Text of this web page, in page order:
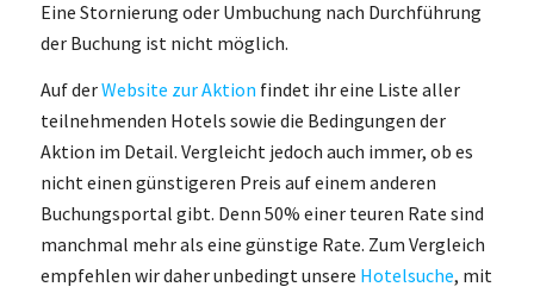
Eine Stornierung oder Umbuchung nach Durchführung
der Buchung ist nicht möglich.
Auf derWebsite zur Aktion findet ihr eine Liste aller
teilnehmenden Hotels sowie die Bedingungen der
Aktion im Detail. Vergleicht jedoch auch immer, ob es
nicht einen günstigeren Preis auf einem anderen
Buchungsportal gibt. Denn 50% einer teuren Rate sind
manchmal mehr als eine günstige Rate. Zum Vergleich
empfehlen wir daher unbedingt unsere Hotelsuche, mit